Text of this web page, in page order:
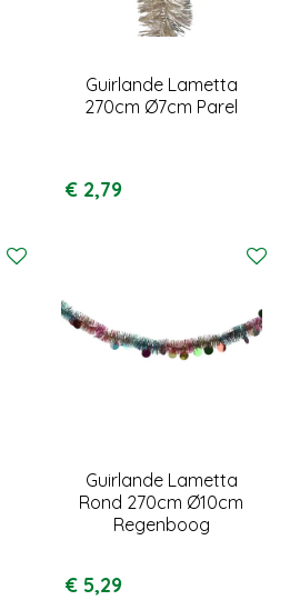
Guirlande Lametta
270cm Ø7cm Parel
€ 2,79
Guirlande Lametta
Rond 270cm Ø10cm
Regenboog
€ 5,29